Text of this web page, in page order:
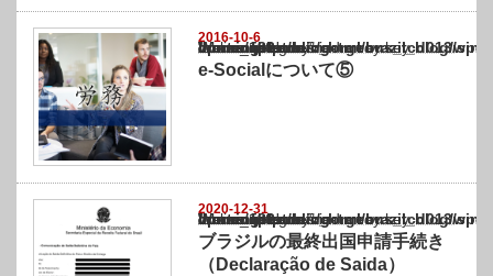
2016-10-6
Warning
: Undefined array key "show_category" in
/home/netst/kuno-cpa.co.jp/public_html/brazil_blog/wp-content/themes/
on line183
e-Socialについて⑤
2020-12-31
Warning
: Undefined array key "show_category" in
/home/netst/kuno-cpa.co.jp/public_html/brazil_blog/wp-content/themes/
on line183
ブラジルの最終出国申請手続き
（Declaração de Saida）